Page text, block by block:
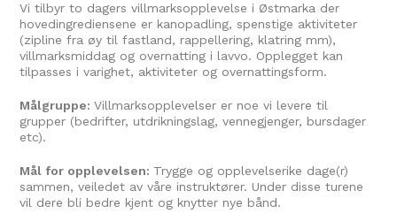
Vi tilbyr to dagers villmarksopplevelse i Østmarka der
hovedingrediensene er kanopadling, spenstige aktiviteter
(zipline fra øy til fastland, rappellering, klatring mm),
villmarksmiddag og overnatting i lavvo. Opplegget kan
tilpasses i varighet, aktiviteter og overnattingsform.
Målgruppe:Villmarksopplevelser er noe vi levere til
grupper (bedrifter, utdrikningslag, vennegjenger, bursdager
etc).
Mål for opplevelsen: Trygge og opplevelserike dage(r)
sammen, veiledet av våre instruktører. Under disse turene
vil dere bli bedre kjent og knytter nye bånd.